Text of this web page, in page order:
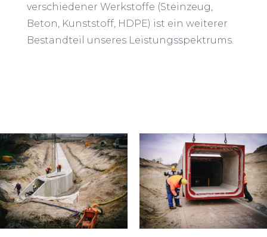
verschiedener Werkstoffe (Steinzeug,
Beton, Kunststoff, HDPE) ist ein weiterer
Bestandteil unseres Leistungsspektrums.